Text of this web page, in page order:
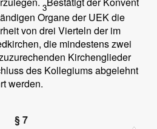
3
Organe der UEK die
von drei Vierteln der im
die mindestens zwei
Kirchenglieder
des Kollegiums abgelehnt
werden.
§ 7